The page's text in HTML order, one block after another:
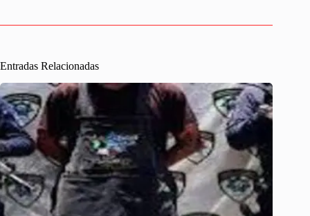
Entradas Relacionadas